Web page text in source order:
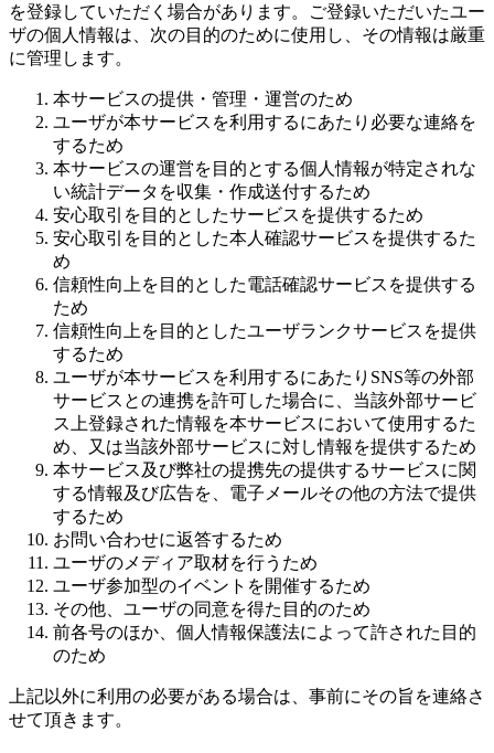
を登録していただく場合があります。ご登録いただいたユー
ザの個人情報は、次の目的のために使用し、その情報は厳重
に管理します。
本サービスの提供・管理・運営のため
ユーザが本サービスを利用するにあたり必要な連絡を
するため
本サービスの運営を目的とする個人情報が特定されな
い統計データを収集・作成送付するため
安心取引を目的としたサービスを提供するため
安心取引を目的とした本人確認サービスを提供するた
め
信頼性向上を目的とした電話確認サービスを提供する
ため
信頼性向上を目的としたユーザランクサービスを提供
するため
ユーザが本サービスを利用するにあたりSNS等の外部
サービスとの連携を許可した場合に、当該外部サービ
ス上登録された情報を本サービスにおいて使用するた
め、又は当該外部サービスに対し情報を提供するため
本サービス及び弊社の提携先の提供するサービスに関
する情報及び広告を、電子メールその他の方法で提供
するため
お問い合わせに返答するため
ユーザのメディア取材を行うため
ユーザ参加型のイベントを開催するため
その他、ユーザの同意を得た目的のため
前各号のほか、個人情報保護法によって許された目的
のため
上記以外に利用の必要がある場合は、事前にその旨を連絡さ
せて頂きます。